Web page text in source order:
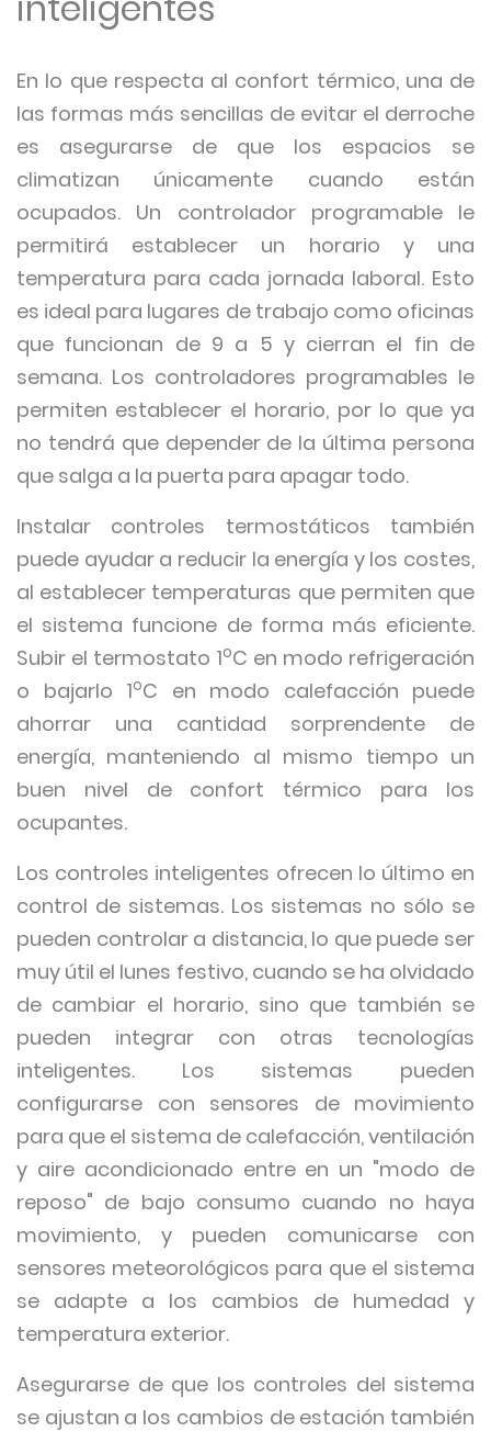
En lo que respecta al confort térmico, una de
las formas más sencillas de evitar el derroche
es asegurarse de que los espacios se
climatizan únicamente cuando están
ocupados. Un controlador programable le
permitirá establecer un horario y una
temperatura para cada jornada laboral. Esto
es ideal para lugares de trabajo como oficinas
que funcionan de 9 a 5 y cierran el fin de
semana. Los controladores programables le
permiten establecer el horario, por lo que ya
no tendrá que depender de la última persona
que salga a la puerta para apagar todo.
Instalar controles termostáticos también
puede ayudar a reducir la energía y los costes,
al establecer temperaturas que permiten que
el sistema funcione de forma más eficiente.
Subir el termostato 1oC en modo refrigeración
o bajarlo 1oC en modo calefacción puede
ahorrar una cantidad sorprendente de
energía, manteniendo al mismo tiempo un
buen nivel de confort térmico para los
ocupantes.
Los controles inteligentes ofrecen lo último en
control de sistemas. Los sistemas no sólo se
pueden controlar a distancia, lo que puede ser
muy útil el lunes festivo, cuando se ha olvidado
de cambiar el horario, sino que también se
pueden integrar con otras tecnologías
inteligentes. Los sistemas pueden
configurarse con sensores de movimiento
para que el sistema de calefacción, ventilación
y aire acondicionado entre en un "modo de
reposo" de bajo consumo cuando no haya
movimiento, y pueden comunicarse con
sensores meteorológicos para que el sistema
se adapte a los cambios de humedad y
temperatura exterior.
Asegurarse de que los controles del sistema
se ajustan a los cambios de estación también